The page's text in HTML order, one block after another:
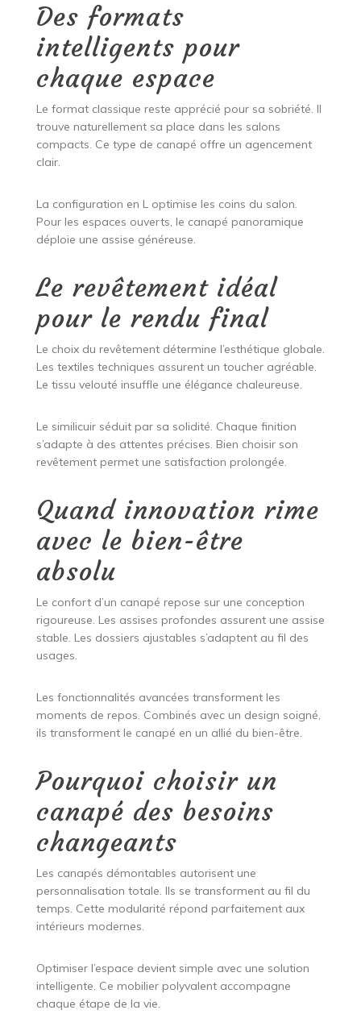
Des formats
intelligents pour
chaque espace
Le format classique reste apprécié pour sa sobriété. Il
trouve naturellement sa place dans les salons
compacts. Ce type de canapé offre un agencement
clair.
La configuration en L optimise les coins du salon.
Pour les espaces ouverts, le canapé panoramique
déploie une assise généreuse.
Le revêtement idéal
pour le rendu final
Le choix du revêtement détermine l’esthétique globale.
Les textiles techniques assurent un toucher agréable.
Le tissu velouté insuffle une élégance chaleureuse.
Le similicuir séduit par sa solidité. Chaque finition
s’adapte à des attentes précises. Bien choisir son
revêtement permet une satisfaction prolongée.
Quand innovation rime
avec le bien-être
absolu
Le confort d’un canapé repose sur une conception
rigoureuse. Les assises profondes assurent une assise
stable. Les dossiers ajustables s’adaptent au fil des
usages.
Les fonctionnalités avancées transforment les
moments de repos. Combinés avec un design soigné,
ils transforment le canapé en un allié du bien-être.
Pourquoi choisir un
canapé des besoins
changeants
Les canapés démontables autorisent une
personnalisation totale. Ils se transforment au fil du
temps. Cette modularité répond parfaitement aux
intérieurs modernes.
Optimiser l’espace devient simple avec une solution
intelligente. Ce mobilier polyvalent accompagne
chaque étape de la vie.